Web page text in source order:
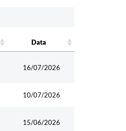
Data
16/07/2026
10/07/2026
15/06/2026